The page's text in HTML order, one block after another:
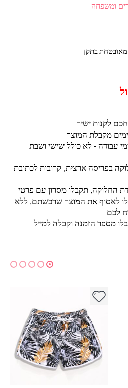
ומשפחה
מאובטחת בתקן
לקנות ישיר
אספקה - עד 15-20 ימי עבודה - לא כולל שישי ושבת
בפריסה ארצית, קרובות לכתובת
החלוקה, תקבלו מסרון עם פרטי
לאסוף את המוצר שרכשתם, ללא
לכם
מספר הזמנה וקבלה למייל